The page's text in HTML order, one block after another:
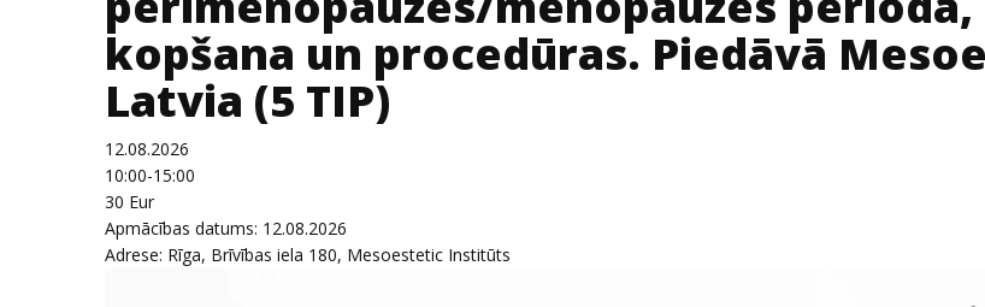
kopšana un procedūras. Piedāvā
Latvia (5 TIP)
12.08.2026
10:00-15:00
30 Eur
Apmācības datums: 12.08.2026
Adrese: Rīga, Brīvības iela 180, Mesoestetic Institūts